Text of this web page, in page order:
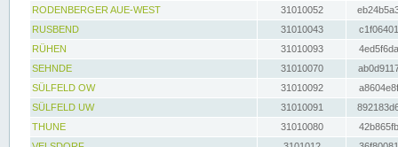
RODENBERGER AUE-WEST
31010052
RUSBEND
31010043
RÜHEN
31010093
SEHNDE
31010070
SÜLFELD OW
31010092
SÜLFELD UW
31010091
THUNE
31010080